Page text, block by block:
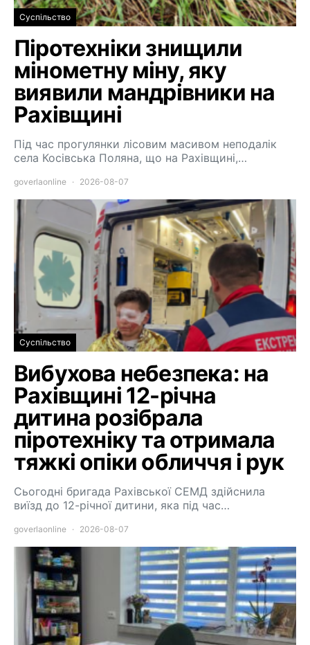
Суспільство
Піротехніки знищили
мінометну міну, яку
виявили мандрівники на
Рахівщині
Під час прогулянки лісовим масивом неподалік
села Косівська Поляна, що на Рахівщині,…
goverlaonline 2026-08-07
Суспільство
Вибухова небезпека: на
Рахівщині 12-річна
дитина розібрала
піротехніку та отримала
тяжкі опіки обличчя і рук
Сьогодні бригада Рахівської СЕМД здійснила
виїзд до 12-річної дитини, яка під час…
goverlaonline 2026-08-07